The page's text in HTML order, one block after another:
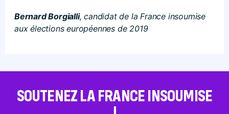
Bernard Borgialli, candidat de la France insoumise
aux élections européennes de 2019
SOUTENEZ LA FRANCE INSOUMISE